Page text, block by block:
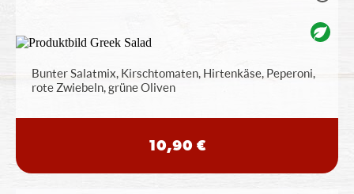
Bunter Salatmix, Kirschtomaten, Hirtenkäse, Peperoni,
rote Zwiebeln, grüne Oliven
10,90 €